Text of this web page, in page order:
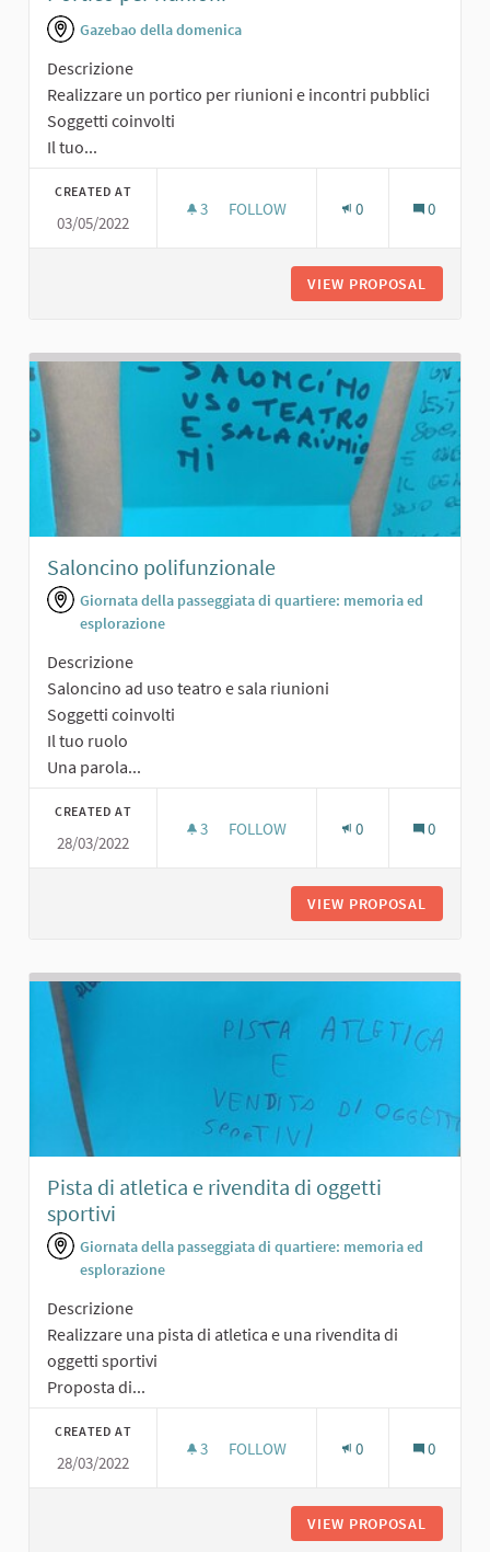
Gazebao della domenica
Descrizione
Realizzare un portico per riunioni e incontri pubblici
Soggetti coinvolti
Il tuo...
CREATED AT
03/05/2022
3 3 FOLLOWERS
FOLLOW 0 0
VIEW PROPOSAL
Saloncino polifunzionale
Giornata della passeggiata di quartiere: memoria ed
esplorazione
Descrizione
Saloncino ad uso teatro e sala riunioni
Soggetti coinvolti
Il tuo ruolo
Una parola...
CREATED AT
28/03/2022
3 3 FOLLOWERS
FOLLOW 0 0
VIEW PROPOSAL
Pista di atletica e rivendita di oggetti
sportivi
Giornata della passeggiata di quartiere: memoria ed
esplorazione
Descrizione
Realizzare una pista di atletica e una rivendita di
oggetti sportivi
Proposta di...
CREATED AT
28/03/2022
3 3 FOLLOWERS
FOLLOW 0 0
VIEW PROPOSAL